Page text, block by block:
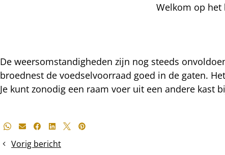
Welkom op het
De weersomstandigheden zijn nog steeds
broednest de voedselvoorraad goed in de gaten.
Je kunt zonodig een raam voer uit een andere kast
Deel
dit
bericht
Whatsapp
E-mailFacebook
LinkedIn
X Pinterest
Vorig bericht
Het